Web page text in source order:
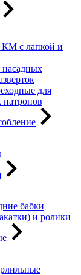
с лапкой и
для
патронов
бабки
и ролики